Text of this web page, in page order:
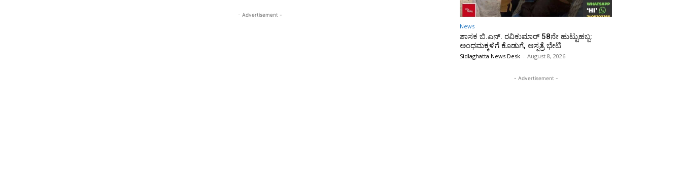
- Advertisement -
News
ಶಾಸಕ ಬಿ.ಎನ್. ರವಿಕುಮಾರ್ 58ನೇ ಹುಟ್ಟುಹಬ್ಬ:
ಅಂಧಮಕ್ಕಳಿಗೆ ಕೊಡುಗೆ, ಆಸ್ಪತ್ರೆ ಭೇಟಿ
Sidlaghatta News Desk - August 8, 2026
- Advertisement -